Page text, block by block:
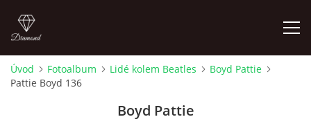
FOTOALBUM
Úvod Fotoalbum Lidé kolem Beatles
Boyd Pattie
Pattie Boyd 136
Boyd Pattie